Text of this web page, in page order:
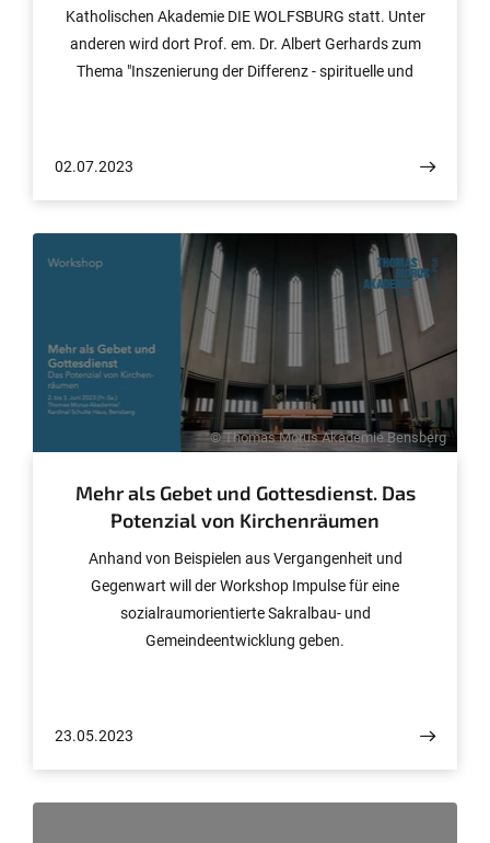
Katholischen Akademie DIE WOLFSBURG statt. Unter
anderen wird dort Prof. em. Dr. Albert Gerhards zum
Thema "Inszenierung der Differenz - spirituelle und
02.07.2023
© Thomas Morus Akademie Bensberg
Mehr als Gebet und Gottesdienst. Das
Potenzial von Kirchenräumen
Anhand von Beispielen aus Vergangenheit und
Gegenwart will der Workshop Impulse für eine
sozialraumorientierte Sakralbau- und
Gemeindeentwicklung geben.
23.05.2023